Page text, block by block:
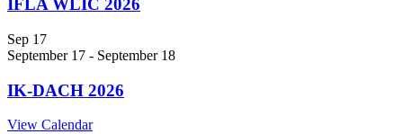
IFLA WLIC 2026
Sep 17
September 17 - September 18
IK-DACH 2026
View Calendar